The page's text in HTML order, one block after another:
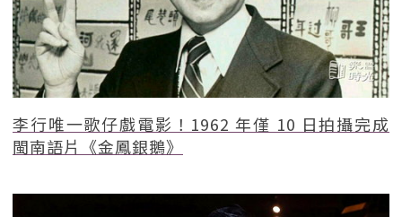
李行唯一歌仔戲電影！1962 年僅 10 日拍攝完成
閩南語片《金鳳銀鵝》